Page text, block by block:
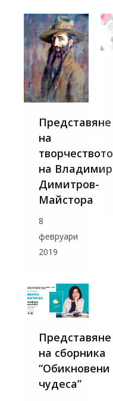
Представяне
на
творчеството
на Владимир
Димитров-
Майстора
8
февруари
2019
Представяне
на сборника
“Обикновени
чудеса”